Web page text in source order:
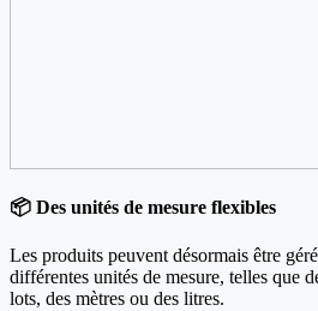
📦 Des unités de mesure flexibles
Les produits peuvent désormais être
différentes unités de mesure, telles que
lots, des mètres ou des litres.